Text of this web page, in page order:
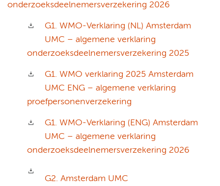
onderzoeksdeelnemersverzekering 2026
G1. WMO-Verklaring (NL) Amsterdam
UMC – algemene verklaring
onderzoeksdeelnemersverzekering 2025
G1. WMO verklaring 2025 Amsterdam
UMC ENG – algemene verklaring
proefpersonenverzekering
G1. WMO-Verklaring (ENG) Amsterdam
UMC – algemene verklaring
onderzoeksdeelnemersverzekering 2026
G2. Amsterdam UMC